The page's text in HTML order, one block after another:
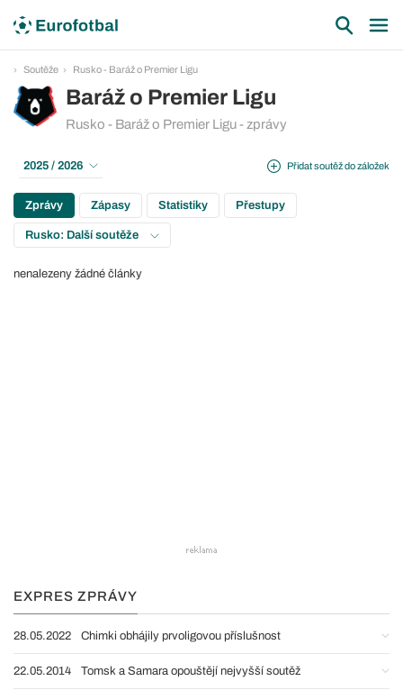
Soutěže Rusko - Baráž o Premier Ligu
Baráž o Premier Ligu
Rusko - Baráž o Premier Ligu - zprávy
Přidat soutěž do záložek
2025 / 2026
Zprávy Zápasy Statistiky Přestupy
Rusko: Další soutěže
nenalezeny žádné články
EXPRES ZPRÁVY
28.05.2022 Chimki obhájily prvoligovou příslušnost
22.05.2014 Tomsk a Samara opouštějí nejvyšší soutěž